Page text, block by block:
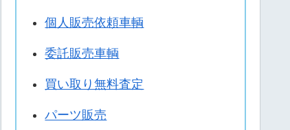
個人販売依頼車輌
委託販売車輌
買い取り無料査定
パーツ販売